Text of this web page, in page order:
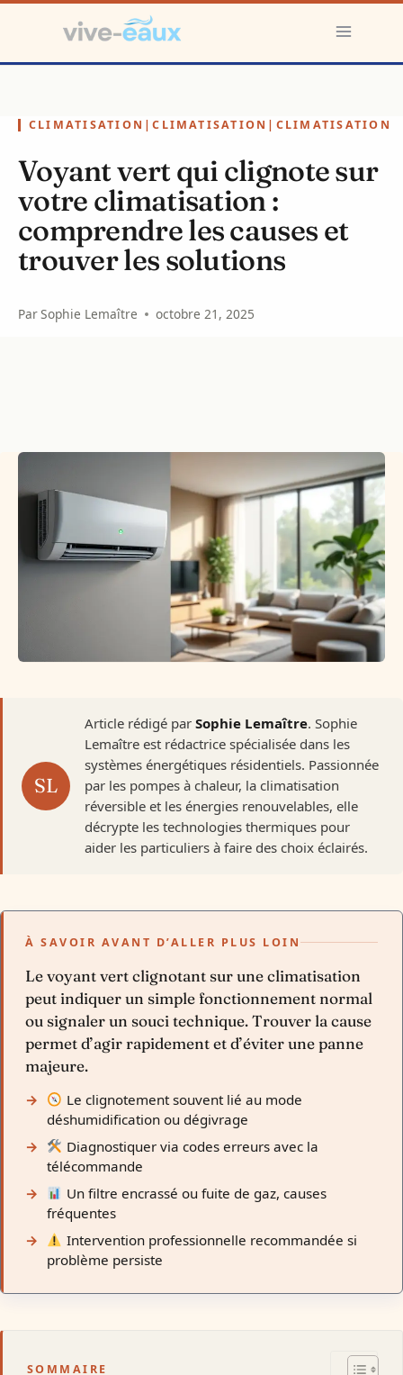
contenu
CLIMATISATION |CLIMATISATION | CLIMATISATION
Voyant vert qui clignote sur
votre climatisation :
comprendre les causes et
trouver les solutions
ParSophie Lemaître octobre 21, 2025
Article rédigé par Sophie Lemaître. Sophie
Lemaître est rédactrice spécialisée dans les
systèmes énergétiques résidentiels. Passionnée
par les pompes à chaleur, la climatisation
réversible et les énergies renouvelables, elle
décrypte les technologies thermiques pour
aider les particuliers à faire des choix éclairés.
À SAVOIR AVANT D’ALLER PLUS LOIN
Le voyant vert clignotant sur une climatisation
peut indiquer un simple fonctionnement normal
ou signaler un souci technique. Trouver la cause
permet d’agir rapidement et d’éviter une panne
majeure.
Le clignotement souvent lié au mode
déshumidification ou dégivrage
Diagnostiquer via codes erreurs avec la
télécommande
Un filtre encrassé ou fuite de gaz, causes
fréquentes
Intervention professionnelle recommandée si
problème persiste
SOMMAIRE